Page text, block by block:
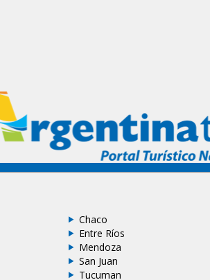
Chaco
Entre Ríos
Mendoza
San Juan
Tucuman